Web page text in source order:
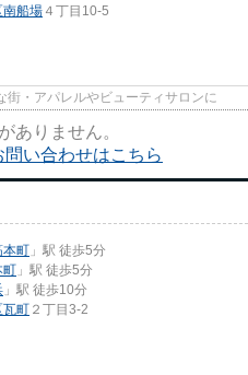
南船場 ４丁目10-5
・アパレルやビューティサロンに
ありません。
い合わせはこちら
本町 」駅 徒歩5分
町 」駅 徒歩5分
」駅 徒歩10分
瓦町 ２丁目3-2